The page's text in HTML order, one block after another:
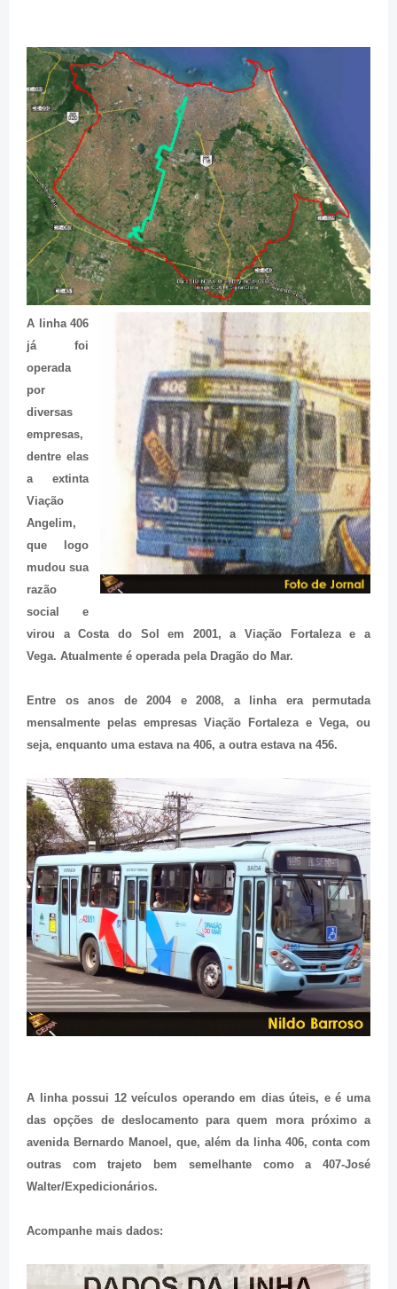
A linha 406
já foi
operada
por
diversas
empresas,
dentre elas
a extinta
Viação
Angelim,
que logo
mudou sua
razão
social e
virou a Costa do Sol em 2001, a Viação Fortaleza e a
Vega. Atualmente é operada pela Dragão do Mar.
Entre os anos de 2004 e 2008, a linha era permutada
mensalmente pelas empresas Viação Fortaleza e Vega, ou
seja, enquanto uma estava na 406, a outra estava na 456.
A linha possui 12 veículos operando em dias úteis, e é uma
das opções de deslocamento para quem mora próximo a
avenida Bernardo Manoel, que, além da linha 406, conta com
outras com trajeto bem semelhante como a 407-José
Walter/Expedicionários.
Acompanhe mais dados: